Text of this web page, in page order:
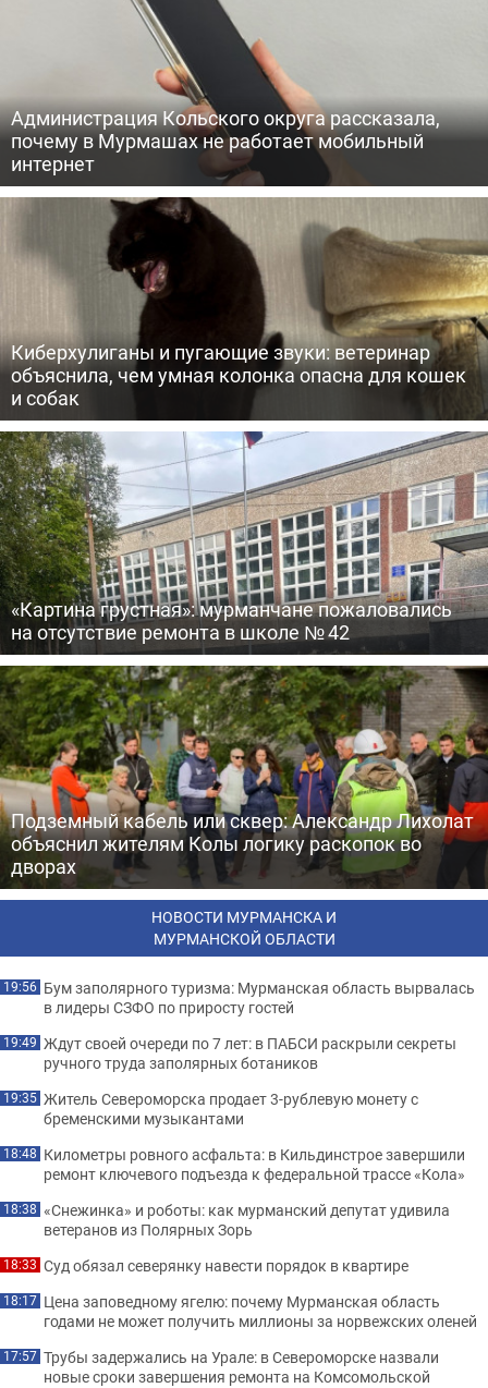
Администрация Кольского округа рассказала,
почему в Мурмашах не работает мобильный
интернет
Киберхулиганы и пугающие звуки: ветеринар
объяснила, чем умная колонка опасна для кошек
и собак
«Картина грустная»: мурманчане пожаловались
на отсутствие ремонта в школе № 42
Подземный кабель или сквер: Александр Лихолат
объяснил жителям Колы логику раскопок во
дворах
НОВОСТИ МУРМАНСКА И
МУРМАНСКОЙ ОБЛАСТИ
19:56 Бум заполярного туризма: Мурманская область вырвалась
в лидеры СЗФО по приросту гостей
19:49 Ждут своей очереди по 7 лет: в ПАБСИ раскрыли секреты
ручного труда заполярных ботаников
19:35 Житель Североморска продает 3-рублевую монету с
бременскими музыкантами
18:48 Километры ровного асфальта: в Кильдинстрое завершили
ремонт ключевого подъезда к федеральной трассе «Кола»
18:38 «Снежинка» и роботы: как мурманский депутат удивила
ветеранов из Полярных Зорь
18:33 Суд обязал северянку навести порядок в квартире
18:17 Цена заповедному ягелю: почему Мурманская область
годами не может получить миллионы за норвежских оленей
17:57 Трубы задержались на Урале: в Североморске назвали
новые сроки завершения ремонта на Комсомольской